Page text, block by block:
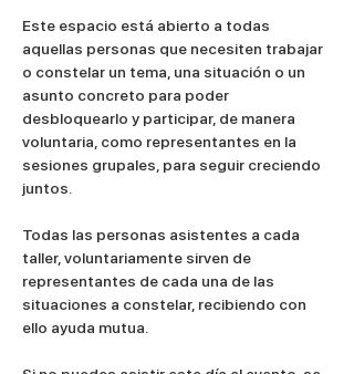
Este espacio está abierto a todas
aquellas personas que necesiten trabajar
o constelar un tema, una situación o un
asunto concreto para poder
desbloquearlo y participar, de manera
voluntaria, como representantes en la
sesiones grupales, para seguir creciendo
juntos.
Todas las personas asistentes a cada
taller, voluntariamente sirven de
representantes de cada una de las
situaciones a constelar, recibiendo con
ello ayuda mutua.